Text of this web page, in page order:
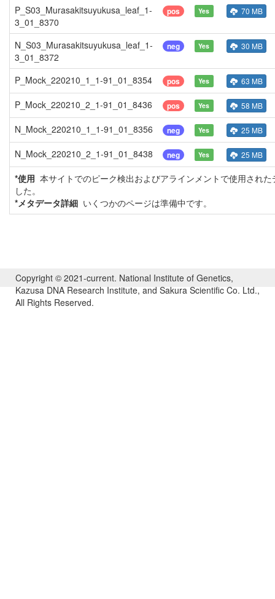
P_S03_Murasakitsuyukusa_leaf_1-
3_01_8370
pos Yes 70 MB
N_S03_Murasakitsuyukusa_leaf_1-
3_01_8372
neg Yes 30 MB
P_Mock_220210_1_1-91_01_8354 pos Yes 63 MB
P_Mock_220210_2_1-91_01_8436 pos Yes 58 MB
N_Mock_220210_1_1-91_01_8356 neg Yes 25 MB
N_Mock_220210_2_1-91_01_8438 neg Yes 25 MB
*使用 本サイトでのピーク検出およびアラインメントで使用され
した。
*メタデータ詳細 いくつかのページは準備中です。
Copyright © 2021-current. National Institute of Genetics,
Kazusa DNA Research Institute, and Sakura Scientific Co. Ltd.,
All Rights Reserved.